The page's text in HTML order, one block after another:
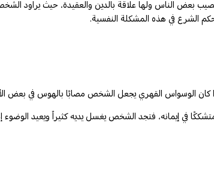
بعض الناس ولها علاقة بالدين والعقيدة، حيث يراود
حكم الشرع في هذه المشكلة النفسية.
الوسواس القهري يجعل الشخص مصابًا بالهوس في بعض
في إيمانه، فتجد الشخص يغسل يديه كثيراً ويعيد